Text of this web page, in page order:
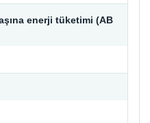
enerji tüketimi (AB